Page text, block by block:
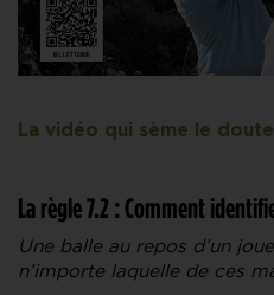
La vidéo qui sème le
La règle 7.2 : Comment
Une balle au repos d’un
n’importe laquelle de ces